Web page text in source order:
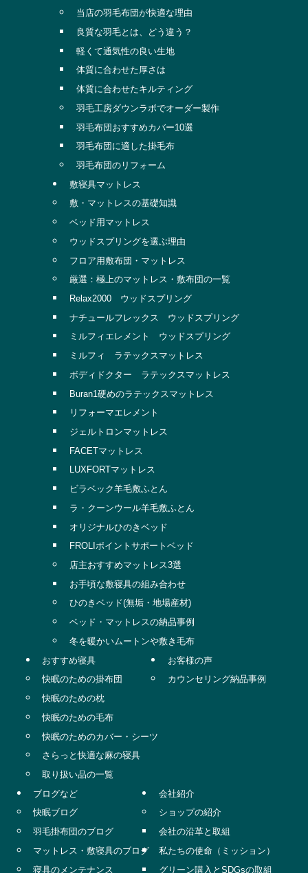
当店の羽毛布団が快適な理由
良質な羽毛とは、どう違う？
軽くて通気性の良い生地
体質に合わせた厚さは
体質に合わせたキルティング
羽毛工房ダウンラボでオーダー製作
羽毛布団おすすめカバー10選
羽毛布団に適した掛毛布
羽毛布団のリフォーム
敷寝具マットレス
敷・マットレスの基礎知識
ベッド用マットレス
ウッドスプリングを選ぶ理由
フロア用敷布団・マットレス
厳選：極上のマットレス・敷布団の一覧
Relax2000 ウッドスプリング
ナチュールフレックス ウッドスプリング
ミルフィエレメント ウッドスプリング
ミルフィ ラテックスマットレス
ボディドクター ラテックスマットレス
Buran1硬めのラテックスマットレス
リフォーマエレメント
ジェルトロンマットレス
FACETマットレス
LUXFORTマットレス
ビラベック羊毛敷ふとん
ラ・クーンウール羊毛敷ふとん
オリジナルひのきベッド
FROLIポイントサポートベッド
店主おすすめマットレス3選
お手頃な敷寝具の組み合わせ
ひのきベッド(無垢・地場産材)
ベッド・マットレスの納品事例
冬を暖かいムートンや敷き毛布
おすすめ寝具
快眠のための掛布団
快眠のための枕
快眠のための毛布
快眠のためのカバー・シーツ
さらっと快適な麻の寝具
取り扱い品の一覧
お客様の声
カウンセリング納品事例
ブログなど
快眠ブログ
羽毛掛布団のブログ
マットレス・敷寝具のブログ
寝具のメンテナンス
会社紹介
ショップの紹介
会社の沿革と取組
私たちの使命（ミッション）
グリーン購入とSDGsの取組